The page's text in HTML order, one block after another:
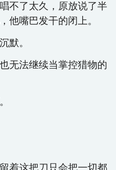
不了太久，原放说了半
他嘴巴发干的闭上。
默。
无法继续当掌控猎物的
着这把刀只会把一切都